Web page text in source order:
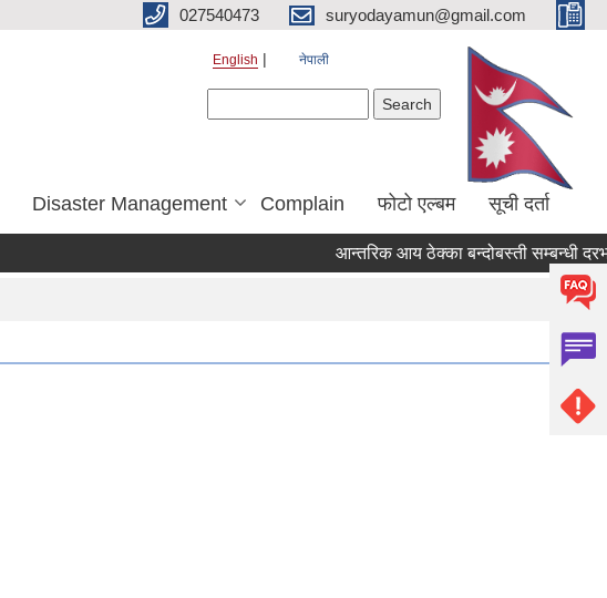
027540473 suryodayamun@gmail.com
English नेपाली
Disaster Management Complain फोटो एल्बम सूची दर्ता
आन्तरिक आय ठेक्का बन्दोबस्ती सम्बन्धी